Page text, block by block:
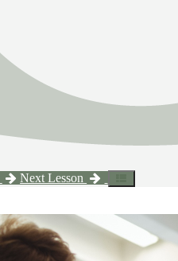
Next Lesson